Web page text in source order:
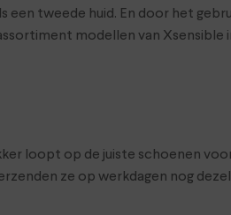
een tweede huid. En door het
modellen van Xsensible
loopt op de juiste schoenen
ze op werkdagen nog